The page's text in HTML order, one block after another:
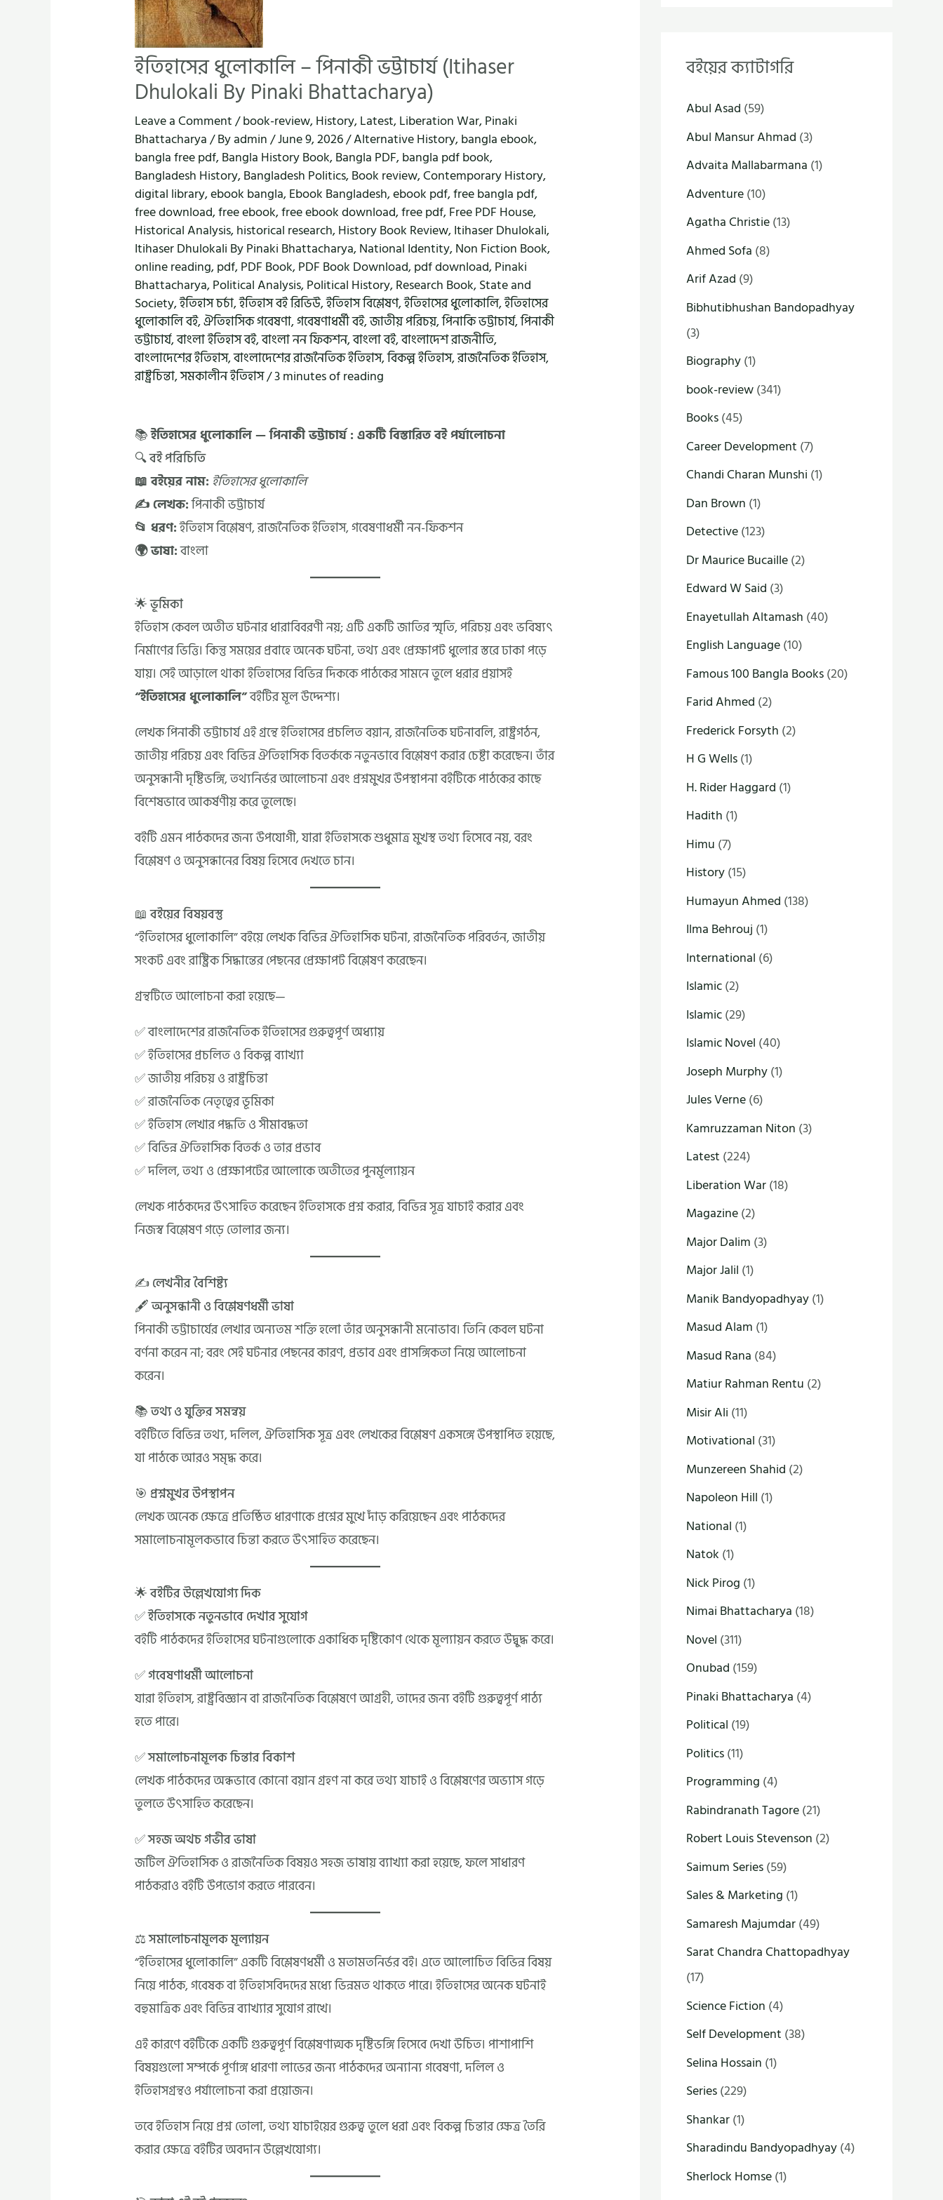
ইতিহাসের ধুলোকালি – পিনাকী ভট্টাচার্য (Itihaser
Dhulokali By Pinaki Bhattacharya)
Leave a Comment/book-review,History,Latest,Liberation War,Pinaki
Bhattacharya/ Byadmin/June 9, 2026/Alternative History,bangla ebook,
bangla free pdf,Bangla History Book,Bangla PDF,bangla pdf book,
Bangladesh History,Bangladesh Politics,Book review,Contemporary History,
digital library,ebook bangla,Ebook Bangladesh,ebook pdf,free bangla pdf,
free download,free ebook,free ebook download,free pdf,Free PDF House,
Historical Analysis,historical research,History Book Review,Itihaser Dhulokali,
Itihaser Dhulokali By Pinaki Bhattacharya,National Identity,Non Fiction Book,
online reading,pdf,PDF Book,PDF Book Download,pdf download,Pinaki
Bhattacharya,Political Analysis,Political History,Research Book,State and
Society,ইতিহাস চর্চা,ইতিহাস বই রিভিউ,ইতিহাস বিশ্লেষণ,ইতিহাসের ধুলোকালি,ইতিহাসের
ধুলোকালি বই,ঐতিহাসিক গবেষণা,গবেষণাধর্মী বই,জাতীয় পরিচয়,পিনাকি ভট্টাচার্য,পিনাকী
ভট্টাচার্য,বাংলা ইতিহাস বই,বাংলা নন ফিকশন,বাংলা বই,বাংলাদেশ রাজনীতি,
বাংলাদেশের ইতিহাস,বাংলাদেশের রাজনৈতিক ইতিহাস,বিকল্প ইতিহাস,রাজনৈতিক ইতিহাস,
রাষ্ট্রচিন্তা,সমকালীন ইতিহাস/3 minutes of reading
📚ইতিহাসের ধুলোকালি — পিনাকী ভট্টাচার্য : একটি বিস্তারিত বই পর্যালোচনা
🔍 বই পরিচিতি
📖 বইয়ের নাম: ইতিহাসের ধুলোকালি
✍️ লেখক:পিনাকী ভট্টাচার্য
📂 ধরণ:ইতিহাস বিশ্লেষণ, রাজনৈতিক ইতিহাস, গবেষণাধর্মী নন-ফিকশন
🌍 ভাষা:বাংলা
🌟 ভূমিকা
ইতিহাস কেবল অতীত ঘটনার ধারাবিবরণী নয়; এটি একটি জাতির স্মৃতি, পরিচয় এবং ভবিষ্যৎ
নির্মাণের ভিত্তি। কিন্তু সময়ের প্রবাহে অনেক ঘটনা, তথ্য এবং প্রেক্ষাপট ধুলোর স্তরে ঢাকা পড়ে
যায়। সেই আড়ালে থাকা ইতিহাসের বিভিন্ন দিককে পাঠকের সামনে তুলে ধরার প্রয়াসই
“ইতিহাসের ধুলোকালি”বইটির মূল উদ্দেশ্য।
লেখক পিনাকী ভট্টাচার্য এই গ্রন্থে ইতিহাসের প্রচলিত বয়ান, রাজনৈতিক ঘটনাবলি, রাষ্ট্রগঠন,
জাতীয় পরিচয় এবং বিভিন্ন ঐতিহাসিক বিতর্ককে নতুনভাবে বিশ্লেষণ করার চেষ্টা করেছেন। তাঁর
অনুসন্ধানী দৃষ্টিভঙ্গি, তথ্যনির্ভর আলোচনা এবং প্রশ্নমুখর উপস্থাপনা বইটিকে পাঠকের কাছে
বিশেষভাবে আকর্ষণীয় করে তুলেছে।
বইটি এমন পাঠকদের জন্য উপযোগী, যারা ইতিহাসকে শুধুমাত্র মুখস্থ তথ্য হিসেবে নয়, বরং
বিশ্লেষণ ও অনুসন্ধানের বিষয় হিসেবে দেখতে চান।
📖 বইয়ের বিষয়বস্তু
“ইতিহাসের ধুলোকালি” বইয়ে লেখক বিভিন্ন ঐতিহাসিক ঘটনা, রাজনৈতিক পরিবর্তন, জাতীয়
সংকট এবং রাষ্ট্রিক সিদ্ধান্তের পেছনের প্রেক্ষাপট বিশ্লেষণ করেছেন।
গ্রন্থটিতে আলোচনা করা হয়েছে—
✅ বাংলাদেশের রাজনৈতিক ইতিহাসের গুরুত্বপূর্ণ অধ্যায়
✅ ইতিহাসের প্রচলিত ও বিকল্প ব্যাখ্যা
✅ জাতীয় পরিচয় ও রাষ্ট্রচিন্তা
✅ রাজনৈতিক নেতৃত্বের ভূমিকা
✅ ইতিহাস লেখার পদ্ধতি ও সীমাবদ্ধতা
✅ বিভিন্ন ঐতিহাসিক বিতর্ক ও তার প্রভাব
✅ দলিল, তথ্য ও প্রেক্ষাপটের আলোকে অতীতের পুনর্মূল্যায়ন
লেখক পাঠকদের উৎসাহিত করেছেন ইতিহাসকে প্রশ্ন করার, বিভিন্ন সূত্র যাচাই করার এবং
নিজস্ব বিশ্লেষণ গড়ে তোলার জন্য।
✍️ লেখনীর বৈশিষ্ট্য
🖋️ অনুসন্ধানী ও বিশ্লেষণধর্মী ভাষা
পিনাকী ভট্টাচার্যের লেখার অন্যতম শক্তি হলো তাঁর অনুসন্ধানী মনোভাব। তিনি কেবল ঘটনা
বর্ণনা করেন না; বরং সেই ঘটনার পেছনের কারণ, প্রভাব এবং প্রাসঙ্গিকতা নিয়ে আলোচনা
করেন।
📚 তথ্য ও যুক্তির সমন্বয়
বইটিতে বিভিন্ন তথ্য, দলিল, ঐতিহাসিক সূত্র এবং লেখকের বিশ্লেষণ একসঙ্গে উপস্থাপিত হয়েছে,
যা পাঠকে আরও সমৃদ্ধ করে।
🎯 প্রশ্নমুখর উপস্থাপন
লেখক অনেক ক্ষেত্রে প্রতিষ্ঠিত ধারণাকে প্রশ্নের মুখে দাঁড় করিয়েছেন এবং পাঠকদের
সমালোচনামূলকভাবে চিন্তা করতে উৎসাহিত করেছেন।
🌟 বইটির উল্লেখযোগ্য দিক
✅ ইতিহাসকে নতুনভাবে দেখার সুযোগ
বইটি পাঠকদের ইতিহাসের ঘটনাগুলোকে একাধিক দৃষ্টিকোণ থেকে মূল্যায়ন করতে উদ্বুদ্ধ করে।
✅ গবেষণাধর্মী আলোচনা
যারা ইতিহাস, রাষ্ট্রবিজ্ঞান বা রাজনৈতিক বিশ্লেষণে আগ্রহী, তাদের জন্য বইটি গুরুত্বপূর্ণ পাঠ্য
হতে পারে।
✅ সমালোচনামূলক চিন্তার বিকাশ
লেখক পাঠকদের অন্ধভাবে কোনো বয়ান গ্রহণ না করে তথ্য যাচাই ও বিশ্লেষণের অভ্যাস গড়ে
তুলতে উৎসাহিত করেছেন।
✅ সহজ অথচ গভীর ভাষা
জটিল ঐতিহাসিক ও রাজনৈতিক বিষয়ও সহজ ভাষায় ব্যাখ্যা করা হয়েছে, ফলে সাধারণ
পাঠকরাও বইটি উপভোগ করতে পারবেন।
⚖️ সমালোচনামূলক মূল্যায়ন
“ইতিহাসের ধুলোকালি” একটি বিশ্লেষণধর্মী ও মতামতনির্ভর বই। এতে আলোচিত বিভিন্ন বিষয়
নিয়ে পাঠক, গবেষক বা ইতিহাসবিদদের মধ্যে ভিন্নমত থাকতে পারে। ইতিহাসের অনেক ঘটনাই
বহুমাত্রিক এবং বিভিন্ন ব্যাখ্যার সুযোগ রাখে।
এই কারণে বইটিকে একটি গুরুত্বপূর্ণ বিশ্লেষণাত্মক দৃষ্টিভঙ্গি হিসেবে দেখা উচিত। পাশাপাশি
বিষয়গুলো সম্পর্কে পূর্ণাঙ্গ ধারণা লাভের জন্য পাঠকদের অন্যান্য গবেষণা, দলিল ও
ইতিহাসগ্রন্থও পর্যালোচনা করা প্রয়োজন।
তবে ইতিহাস নিয়ে প্রশ্ন তোলা, তথ্য যাচাইয়ের গুরুত্ব তুলে ধরা এবং বিকল্প চিন্তার ক্ষেত্র তৈরি
করার ক্ষেত্রে বইটির অবদান উল্লেখযোগ্য।
বইয়ের ক্যাটাগরি
Abul Asad (59)
Abul Mansur Ahmad (3)
Advaita Mallabarmana (1)
Adventure(10)
Agatha Christie(13)
Ahmed Sofa (8)
Arif Azad (9)
Bibhutibhushan Bandopadhyay
(3)
Biography(1)
book-review(341)
Books(45)
Career Development (7)
Chandi Charan Munshi (1)
Dan Brown (1)
Detective(123)
Dr Maurice Bucaille(2)
Edward W Said (3)
Enayetullah Altamash (40)
English Language(10)
Famous 100 Bangla Books(20)
Farid Ahmed (2)
Frederick Forsyth (2)
H G Wells(1)
H. Rider Haggard (1)
Hadith (1)
Himu (7)
History(15)
Humayun Ahmed (138)
Ilma Behrouj (1)
International (6)
Islamic(2)
Islamic(29)
Islamic Novel (40)
Joseph Murphy(1)
Jules Verne(6)
Kamruzzaman Niton (3)
Latest (224)
Liberation War(18)
Magazine(2)
Major Dalim (3)
Major Jalil (1)
Manik Bandyopadhyay(1)
Masud Alam (1)
Masud Rana (84)
Matiur Rahman Rentu (2)
Misir Ali (11)
Motivational (31)
Munzereen Shahid (2)
Napoleon Hill (1)
National (1)
Natok (1)
Nick Pirog (1)
Nimai Bhattacharya (18)
Novel (311)
Onubad (159)
Pinaki Bhattacharya (4)
Political (19)
Politics(11)
Programming (4)
Rabindranath Tagore(21)
Robert Louis Stevenson (2)
Saimum Series(59)
Sales & Marketing (1)
Samaresh Majumdar(49)
Sarat Chandra Chattopadhyay
(17)
Science Fiction (4)
Self Development (38)
Selina Hossain (1)
Series(229)
Shankar(1)
Sharadindu Bandyopadhyay(4)
Sherlock Homse(1)